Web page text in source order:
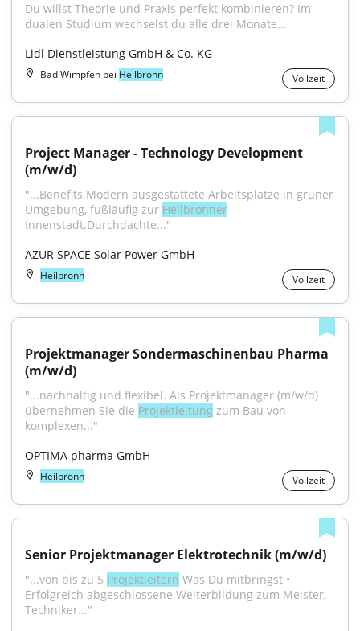
Du willst Theorie und Praxis perfekt kombinieren? Im
dualen Studium wechselst du alle drei Monate...
Lidl Dienstleistung GmbH & Co. KG
Bad Wimpfen bei Heilbronn Vollzeit
Project Manager - Technology Development
(m/w/d)
"...Benefits.Modern ausgestattete Arbeitsplätze in grüner
Umgebung, fußläufig zur Heilbronner
Innenstadt.Durchdachte..."
AZUR SPACE Solar Power GmbH
Heilbronn Vollzeit
Projektmanager Sondermaschinenbau Pharma
(m/w/d)
"...nachhaltig und flexibel. Als Projektmanager (m/w/d)
übernehmen Sie die Projektleitung zum Bau von
komplexen..."
OPTIMA pharma GmbH
Heilbronn Vollzeit
Senior Projektmanager Elektrotechnik (m/w/d)
"...von bis zu 5 Projektleitern Was Du mitbringst •
Erfolgreich abgeschlossene Weiterbildung zum Meister,
Techniker..."